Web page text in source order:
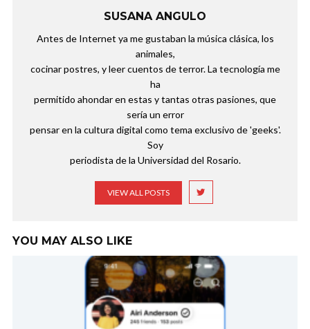
SUSANA ANGULO
Antes de Internet ya me gustaban la música clásica, los
animales,
cocinar postres, y leer cuentos de terror. La tecnología me
ha
permitido ahondar en estas y tantas otras pasiones, que
sería un error
pensar en la cultura digital como tema exclusivo de 'geeks'.
Soy
periodista de la Universidad del Rosario.
VIEW ALL POSTS
YOU MAY ALSO LIKE